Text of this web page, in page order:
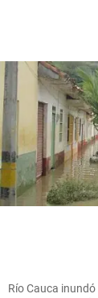
Río Cauca